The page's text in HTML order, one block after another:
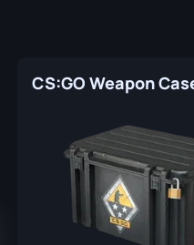
CS:GO Weapon